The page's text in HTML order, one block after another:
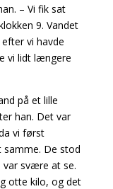
– Vi fik sat
9. Vandet
vi havde
vi lidt længere
på et lille
han. Det var
vi først
samme. De stod
var svære at se.
otte kilo, og det